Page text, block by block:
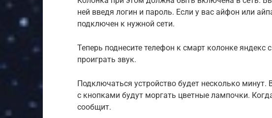
ней введя логин и пароль. Если у вас айфон или
подключен к нужной сети.
Теперь поднесите телефон к смарт колонке
проиграть звук.
Подключаться устройство будет несколько минут.
с кнопками будут моргать цветные лампочки.
сообщит.